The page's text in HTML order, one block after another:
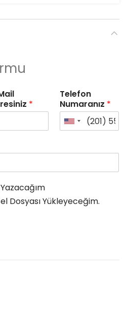
*
Telefon
Numaranız *
Dosyası Yükleyeceğim.